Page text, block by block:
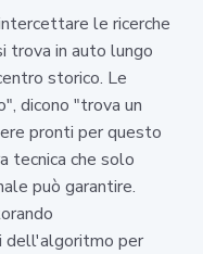
le ricerche
trova in auto lungo
storico. Le
dicono "trova un
pronti per questo
tecnica che solo
può garantire.
dell'algoritmo per